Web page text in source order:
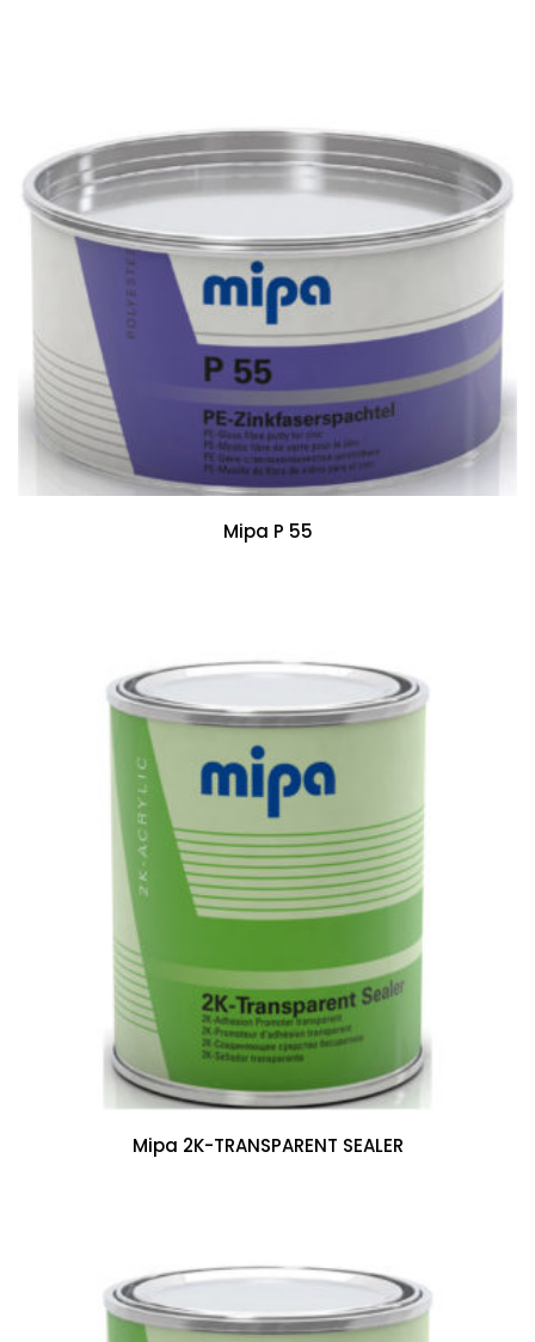
Mipa P 55
Mipa 2K-TRANSPARENT SEALER